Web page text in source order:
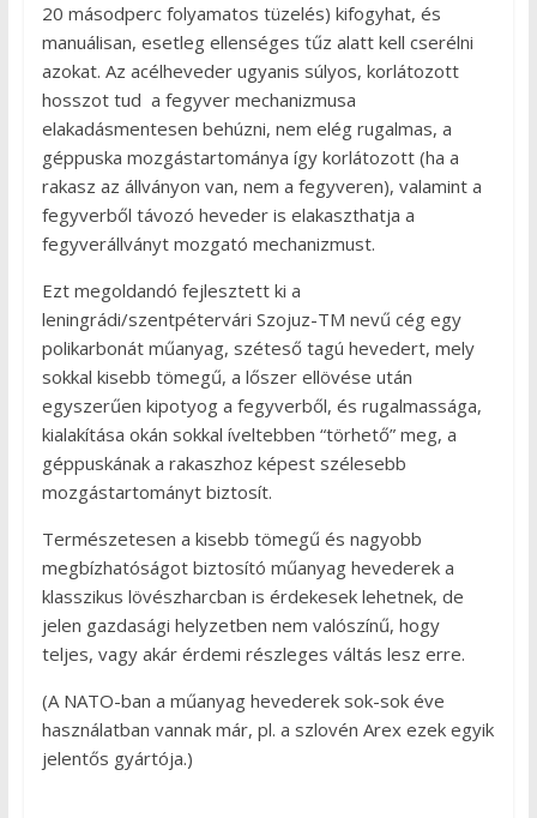
20 másodperc folyamatos tüzelés) kifogyhat, és
manuálisan, esetleg ellenséges tűz alatt kell cserélni
azokat. Az acélheveder ugyanis súlyos, korlátozott
hosszot tud a fegyver mechanizmusa
elakadásmentesen behúzni, nem elég rugalmas, a
géppuska mozgástartománya így korlátozott (ha a
rakasz az állványon van, nem a fegyveren), valamint a
fegyverből távozó heveder is elakaszthatja a
fegyverállványt mozgató mechanizmust.
Ezt megoldandó fejlesztett ki a
leningrádi/szentpétervári Szojuz-TM nevű cég egy
polikarbonát műanyag, széteső tagú hevedert, mely
sokkal kisebb tömegű, a lőszer ellövése után
egyszerűen kipotyog a fegyverből, és rugalmassága,
kialakítása okán sokkal íveltebben “törhető” meg, a
géppuskának a rakaszhoz képest szélesebb
mozgástartományt biztosít.
Természetesen a kisebb tömegű és nagyobb
megbízhatóságot biztosító műanyag hevederek a
klasszikus lövészharcban is érdekesek lehetnek, de
jelen gazdasági helyzetben nem valószínű, hogy
teljes, vagy akár érdemi részleges váltás lesz erre.
(A NATO-ban a műanyag hevederek sok-sok éve
használatban vannak már, pl. a szlovén Arex ezek egyik
jelentős gyártója.)